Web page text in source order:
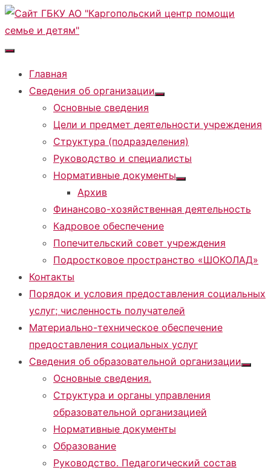
Перейти
к
содержимому
Главная
Сведения об организации
Показать
Основные сведения
Цели и предмет деятельности учреждения
Структура (подразделения)
Руководство и специалисты
Нормативные документы
Показать
Архив
Финансово-хозяйственная деятельность
Кадровое обеспечение
Попечительский совет учреждения
Подростковое пространство «ШОКОЛАД»
Контакты
Порядок и условия предоставления социальных
услуг; численность получателей
Материально-техническое обеспечение
предоставления социальных услуг
Сведения об образовательной организации
Основные сведения.
Структура и органы управления
образовательной организацией
Нормативные документы
Образование
Руководство. Педагогический состав